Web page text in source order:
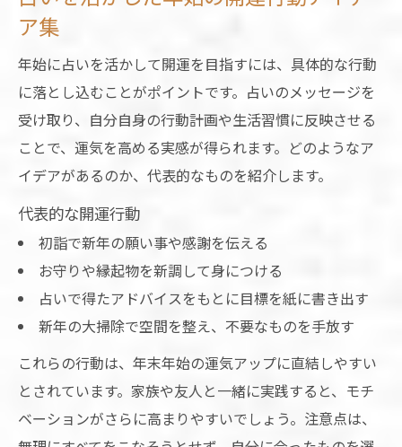
ア集
年始に占いを活かして開運を目指すには、具体的な行動
に落とし込むことがポイントです。占いのメッセージを
受け取り、自分自身の行動計画や生活習慣に反映させる
ことで、運気を高める実感が得られます。どのようなア
イデアがあるのか、代表的なものを紹介します。
代表的な開運行動
初詣で新年の願い事や感謝を伝える
お守りや縁起物を新調して身につける
占いで得たアドバイスをもとに目標を紙に書き出す
新年の大掃除で空間を整え、不要なものを手放す
これらの行動は、年末年始の運気アップに直結しやすい
とされています。家族や友人と一緒に実践すると、モチ
ベーションがさらに高まりやすいでしょう。注意点は、